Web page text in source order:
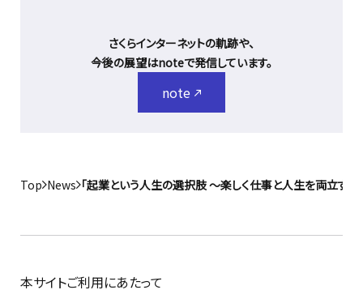
さくらインターネットの軌跡や、
今後の展望はnoteで発信しています。
note
Top News 「起業という人生の選択肢 ～楽しく仕事と人生を両立する
本サイトご利用にあたって